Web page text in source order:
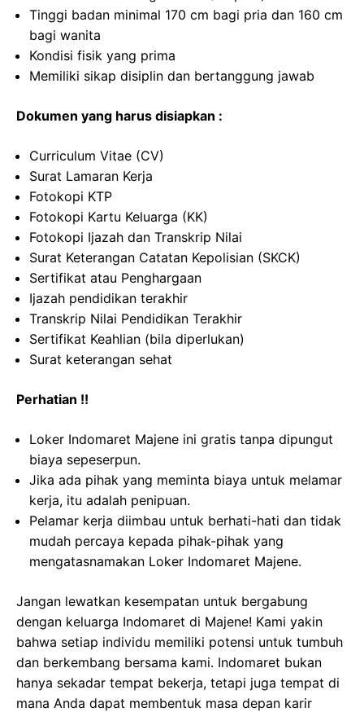
Tinggi badan minimal 170 cm bagi pria dan 160 cm
bagi wanita
Kondisi fisik yang prima
Memiliki sikap disiplin dan bertanggung jawab
Dokumen yang harus disiapkan :
Curriculum Vitae (CV)
Surat Lamaran Kerja
Fotokopi KTP
Fotokopi Kartu Keluarga (KK)
Fotokopi Ijazah dan Transkrip Nilai
Surat Keterangan Catatan Kepolisian (SKCK)
Sertifikat atau Penghargaan
Ijazah pendidikan terakhir
Transkrip Nilai Pendidikan Terakhir
Sertifikat Keahlian (bila diperlukan)
Surat keterangan sehat
Perhatian !!
Loker Indomaret Majene ini gratis tanpa dipungut
biaya sepeserpun.
Jika ada pihak yang meminta biaya untuk melamar
kerja, itu adalah penipuan.
Pelamar kerja diimbau untuk berhati-hati dan tidak
mudah percaya kepada pihak-pihak yang
mengatasnamakan Loker Indomaret Majene.
Jangan lewatkan kesempatan untuk bergabung
dengan keluarga Indomaret di Majene! Kami yakin
bahwa setiap individu memiliki potensi untuk tumbuh
dan berkembang bersama kami. Indomaret bukan
hanya sekadar tempat bekerja, tetapi juga tempat di
mana Anda dapat membentuk masa depan karir